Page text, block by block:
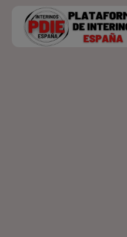
Search
for: